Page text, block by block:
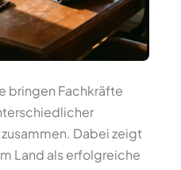
bringen Fachkräfte
Dabei zeigt
Land als erfolgreiche